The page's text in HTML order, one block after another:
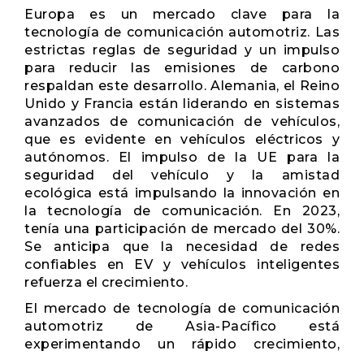
Europa es un mercado clave para la
tecnología de comunicación automotriz. Las
estrictas reglas de seguridad y un impulso
para reducir las emisiones de carbono
respaldan este desarrollo. Alemania, el Reino
Unido y Francia están liderando en sistemas
avanzados de comunicación de vehículos,
que es evidente en vehículos eléctricos y
autónomos. El impulso de la UE para la
seguridad del vehículo y la amistad
ecológica está impulsando la innovación en
la tecnología de comunicación. En 2023,
tenía una participación de mercado del 30%.
Se anticipa que la necesidad de redes
confiables en EV y vehículos inteligentes
refuerza el crecimiento.
El mercado de tecnología de comunicación
automotriz de Asia-Pacífico está
experimentando un rápido crecimiento,